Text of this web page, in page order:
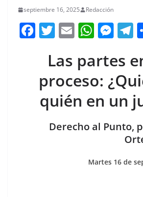
septiembre 16, 2025 Redacción
F
e
b
o
T
itt
er
E
ai
l
W
at
s
A
p
p
M
ss
e
n
g
er
T
e
a
Las partes
proceso:
quién en un
Derecho al Punto,
Martes 16 de